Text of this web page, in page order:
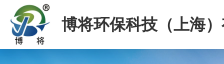
博将环保科技（上海